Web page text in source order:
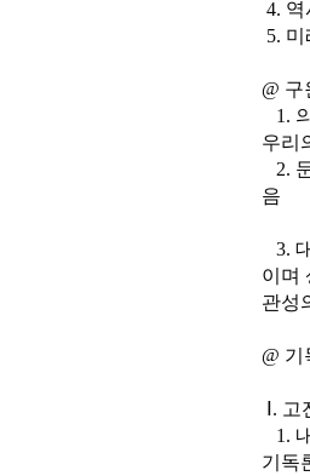
4.
5.
@
1.
우
2.
음
:
3.
이며
관
@ 기
Ⅰ.
1.
기독